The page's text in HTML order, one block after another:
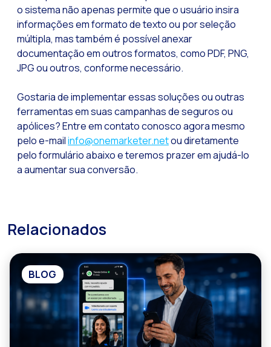
o sistema não apenas permite que o usuário insira
informações em formato de texto ou por seleção
múltipla, mas também é possível anexar
documentação em outros formatos, como PDF, PNG,
JPG ou outros, conforme necessário.
Gostaria de implementar essas soluções ou outras
ferramentas em suas campanhas de seguros ou
apólices? Entre em contato conosco agora mesmo
pelo e-mailinfo@onemarketer.netou diretamente
pelo formulário abaixo e teremos prazer em ajudá-lo
a aumentar sua conversão.
Relacionados
BLOG